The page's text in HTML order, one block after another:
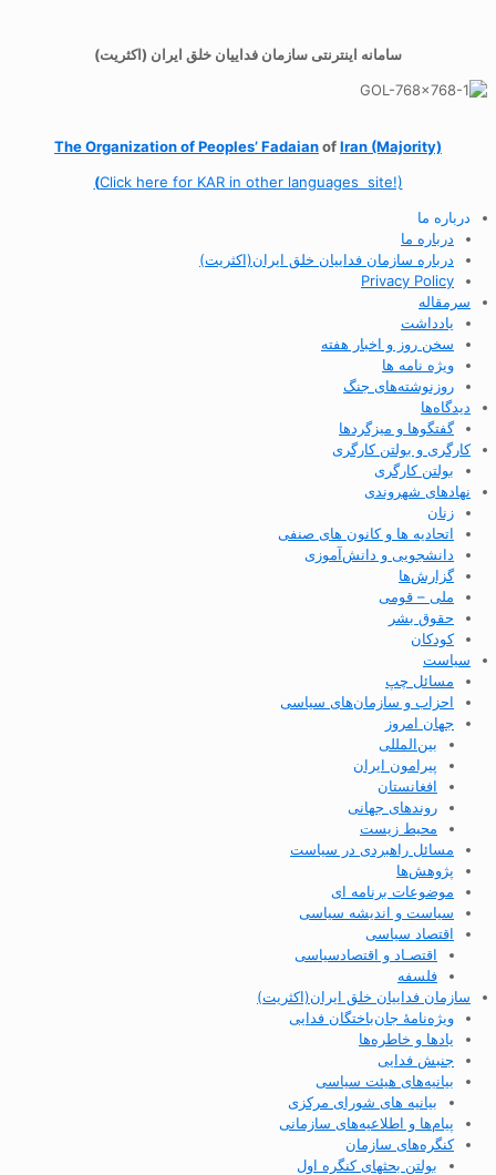
سامانه اینترنتی سازمان فداییان خلق ایران (اکثریت)
The Organization ofPeoples’ FadaianofIran (Majority)
(Click here for KAR in other languages site!)
درباره ما
درباره ما
درباره سازمان فداییان خلق ایران(اکثریت)
Privacy Policy
سرمقاله
یادداشت
سخن روز و اخبار هفته
ویژه نامه ها
روزنوشته‌های جنگ
دیدگاه‌ها
گفتگوها و میزگردها
کارگری و بولتن کارگری
بولتن کارگری
نهادهای شهروندی
زنان
اتحادیه ها و کانون های صنفی
دانشجویی و دانش‌آموزی
گزارش‌ها
ملی – قومی
حقوق بشر
کودکان
سیاست
مسائل چپ
احزاب و سازمان‌های سیاسی
جهان امروز
بین‌المللی
پیرامون ایران
افغانستان
روندهای جهانی
محیط زیست
مسائل راهبردی در سیاست
پژوهش‌ها
موضوعات برنامه ای
سیاست و اندیشه سیاسی
اقتصاد سیاسی
اقتصـاد و اقتصاد‌سیاسی
فلسفه
سازمان فداییان خلق ایران(اکثریت)
ویژه‌نامهٔ جان‌باختگان فدایی
یادها و خاطره‌ها
جنبش فدایی
بیانیه‌های هیئت سیاسی
بیانیه های شورای مرکزی
پیام‌ها و اطلاعیه‌های سازمانی
کنگره‌های سازمان
بولتن بحثهای کنگره اول